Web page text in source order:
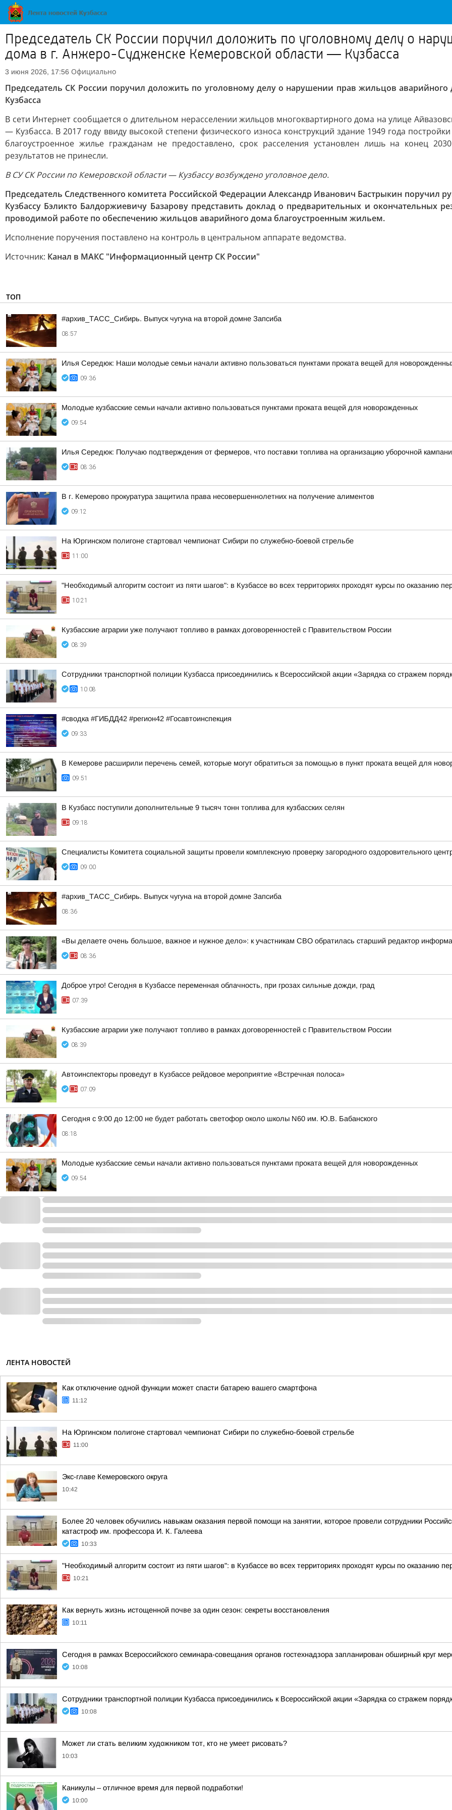
Председатель СК России поручил доложить по уголовному делу о
дома в г. Анжеро-Судженске Кемеровской области — Кузбасса
3 июня 2026, 17:56 Официально
Председатель СК России поручил доложить по уголовному делу о нарушении прав жильцов
Кузбасса
В сети Интернет сообщается о длительном нерасселении жильцов многоквартирного дома на улице
— Кузбасса. В 2017 году ввиду высокой степени физического износа конструкций здание 1949 года
благоустроенное жилье гражданам не предоставлено, срок расселения установлен лишь на конец
результатов не принесли.
В СУ СК России по Кемеровской области — Кузбассу возбуждено уголовное дело.
Председатель Следственного комитета Российской Федерации Александр Иванович Бастрыкин поручил
Кузбассу Бэликто Балдоржиевичу Базарову представить доклад о предварительных и окончательных
проводимой работе по обеспечению жильцов аварийного дома благоустроенным жильем.
Исполнение поручения поставлено на контроль в центральном аппарате ведомства.
Источник: Канал в МАКС "Информационный центр СК России"
ТОП
#архив_ТАСС_Сибирь. Выпуск чугуна на второй домне Запсиба
08:57
Илья Середюк: Наши молодые семьи начали активно пользоваться пунктами проката вещей для
09:36
Молодые кузбасские семьи начали активно пользоваться пунктами проката вещей для новорожденных
09:54
Илья Середюк: Получаю подтверждения от фермеров, что поставки топлива на организацию уборочной
08:36
В г. Кемерово прокуратура защитила права несовершеннолетних на получение алиментов
09:12
На Юргинском полигоне стартовал чемпионат Сибири по служебно-боевой стрельбе
11:00
"Необходимый алгоритм состоит из пяти шагов": в Кузбассе во всех территориях проходят курсы по оказанию
10:21
Кузбасские аграрии уже получают топливо в рамках договоренностей с Правительством России
08:39
Сотрудники транспортной полиции Кузбасса присоединились к Всероссийской акции «Зарядка со стражем
10:08
#сводка #ГИБДД42 #регион42 #Госавтоинспекция
09:33
В Кемерове расширили перечень семей, которые могут обратиться за помощью в пункт проката вещей для
09:51
В Кузбасс поступили дополнительные 9 тысяч тонн топлива для кузбасских селян
09:18
Специалисты Комитета социальной защиты провели комплексную проверку загородного оздоровительного
09:00
#архив_ТАСС_Сибирь. Выпуск чугуна на второй домне Запсиба
08:36
«Вы делаете очень большое, важное и нужное дело»: к участникам СВО обратилась старший редактор
08:36
Доброе утро! Сегодня в Кузбассе переменная облачность, при грозах сильные дожди, град
07:39
Кузбасские аграрии уже получают топливо в рамках договоренностей с Правительством России
08:39
Автоинспекторы проведут в Кузбассе рейдовое мероприятие «Встречная полоса»
07:09
Сегодня с 9:00 до 12:00 не будет работать светофор около школы N60 им. Ю.В. Бабанского
08:18
Молодые кузбасские семьи начали активно пользоваться пунктами проката вещей для новорожденных
09:54
ЛЕНТА НОВОСТЕЙ
Как отключение одной функции может спасти батарею вашего смартфона
11:12
На Юргинском полигоне стартовал чемпионат Сибири по служебно-боевой стрельбе
11:00
Экс-главе Кемеровского округа
10:42
Более 20 человек обучились навыкам оказания первой помощи на занятии, которое провели сотрудники
катастроф им. профессора И. К. Галеева
10:33
"Необходимый алгоритм состоит из пяти шагов": в Кузбассе во всех территориях проходят курсы по оказанию
10:21
Как вернуть жизнь истощенной почве за один сезон: секреты восстановления
10:11
Сегодня в рамках Всероссийского семинара-совещания органов гостехнадзора запланирован обширный круг
10:08
Сотрудники транспортной полиции Кузбасса присоединились к Всероссийской акции «Зарядка со стражем
10:08
Может ли стать великим художником тот, кто не умеет рисовать?
10:03
Каникулы – отличное время для первой подработки!
10:00